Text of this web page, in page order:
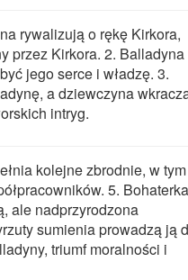
rywalizują o rękę Kirkora,
przez Kirkora. 2. Balladyna
jego serce i władzę. 3.
a dziewczyna
intryg.
kolejne zbrodnie, w tym
5.
ale nadprzyrodzona
sumienia prowadzą ją
triumf moralności i